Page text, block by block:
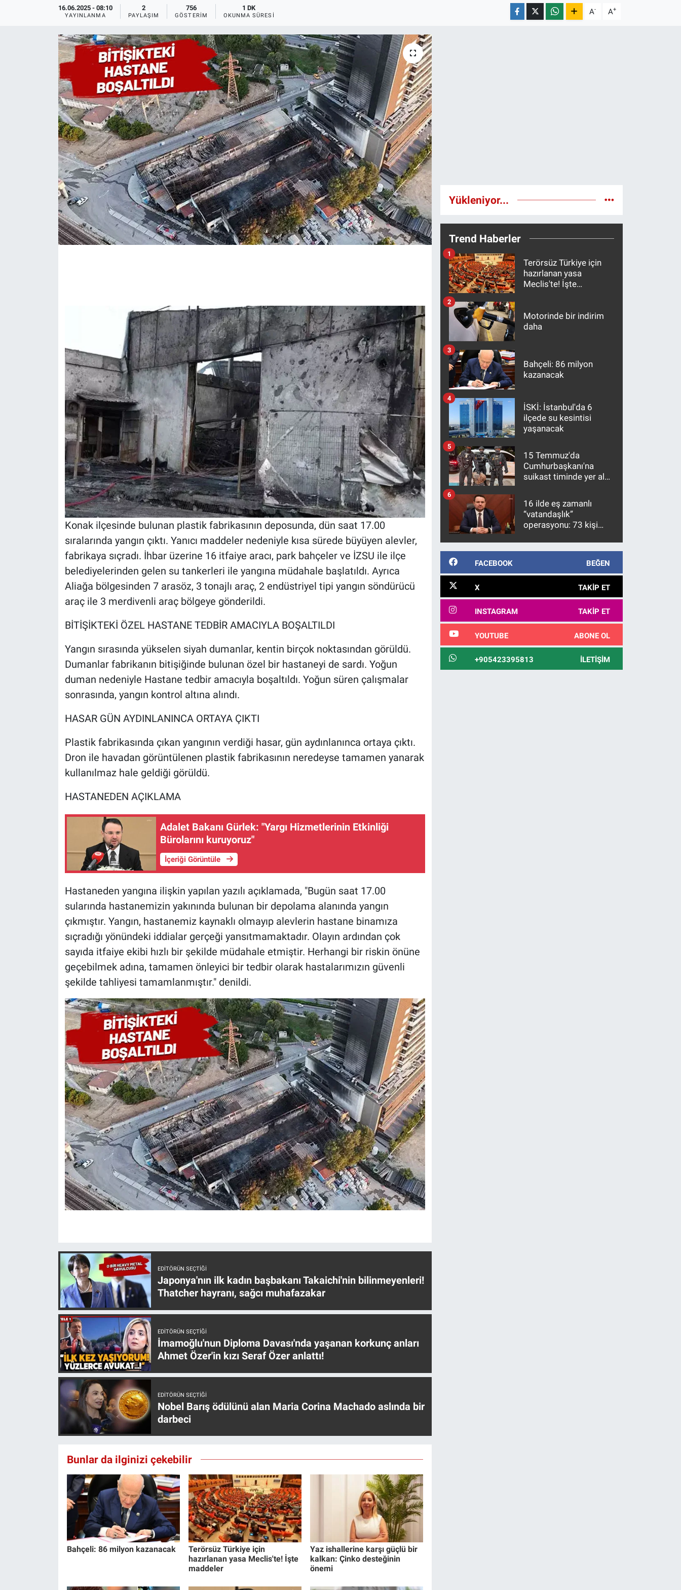
16.06.2025 - 08:10
YAYINLANMA
2
PAYLAŞIM
756
GÖSTERIM
1 DK
OKUNMA SÜRESI A- A+
Konak ilçesinde bulunan plastik fabrikasının deposunda, dün saat 17.00
sıralarında yangın çıktı. Yanıcı maddeler nedeniyle kısa sürede büyüyen alevler,
fabrikaya sıçradı. İhbar üzerine 16 itfaiye aracı, park bahçeler ve İZSU ile ilçe
belediyelerinden gelen su tankerleri ile yangına müdahale başlatıldı. Ayrıca
Aliağa bölgesinden 7 arasöz, 3 tonajlı araç, 2 endüstriyel tipi yangın söndürücü
araç ile 3 merdivenli araç bölgeye gönderildi.
BİTİŞİKTEKİ ÖZEL HASTANE TEDBİR AMACIYLA BOŞALTILDI
Yangın sırasında yükselen siyah dumanlar, kentin birçok noktasından görüldü.
Dumanlar fabrikanın bitişiğinde bulunan özel bir hastaneyi de sardı. Yoğun
duman nedeniyle Hastane tedbir amacıyla boşaltıldı. Yoğun süren çalışmalar
sonrasında, yangın kontrol altına alındı.
HASAR GÜN AYDINLANINCA ORTAYA ÇIKTI
Plastik fabrikasında çıkan yangının verdiği hasar, gün aydınlanınca ortaya çıktı.
Dron ile havadan görüntülenen plastik fabrikasının neredeyse tamamen yanarak
kullanılmaz hale geldiği görüldü.
HASTANEDEN AÇIKLAMA
Adalet Bakanı Gürlek: "Yargı Hizmetlerinin Etkinliği
Bürolarını kuruyoruz"
İçeriği Görüntüle
Hastaneden yangına ilişkin yapılan yazılı açıklamada, "Bugün saat 17.00
sularında hastanemizin yakınında bulunan bir depolama alanında yangın
çıkmıştır. Yangın, hastanemiz kaynaklı olmayıp alevlerin hastane binamıza
sıçradığı yönündeki iddialar gerçeği yansıtmamaktadır. Olayın ardından çok
sayıda itfaiye ekibi hızlı bir şekilde müdahale etmiştir. Herhangi bir riskin önüne
geçebilmek adına, tamamen önleyici bir tedbir olarak hastalarımızın güvenli
şekilde tahliyesi tamamlanmıştır." denildi.
EDITÖRÜN SEÇTIĞI
Japonya'nın ilk kadın başbakanı Takaichi'nin bilinmeyenleri!
Thatcher hayranı, sağcı muhafazakar
EDITÖRÜN SEÇTIĞI
İmamoğlu'nun Diploma Davası'nda yaşanan korkunç anları
Ahmet Özer'in kızı Seraf Özer anlattı!
EDITÖRÜN SEÇTIĞI
Nobel Barış ödülünü alan Maria Corina Machado aslında bir
darbeci
Bunlar da ilginizi çekebilir
Bahçeli: 86 milyon kazanacak
Terörsüz Türkiye için
hazırlanan yasa Meclis'te! İşte
maddeler
Yaz ishallerine karşı güçlü bir
kalkan: Çinko desteğinin
önemi
Yükleniyor...
Trend Haberler
Terörsüz Türkiye için
hazırlanan yasa
Meclis'te! İşte
1
Motorinde bir indirim
daha
2
Bahçeli: 86 milyon
kazanacak
3
İSKİ: İstanbul'da 6
ilçede su kesintisi
yaşanacak
4
15 Temmuz'da
Cumhurbaşkanı'na
suikast timinde yer alan
10 yıl sonra yakalandı
5
16 ilde eş zamanlı
“vatandaşlık”
operasyonu: 73 kişi
6
FACEBOOK BEĞEN
X TAKIP ET
INSTAGRAM TAKIP ET
YOUTUBE ABONE OL
+905423395813 İLETIŞIM
Ege'den Esintiler
Eğlence
Ekonomi
Gerçeğin İzinde
Gün Başlıyor
Gün Bitiyor
Gün Ortası
Koronavirüs
Kültür Sanat
Ne demişti
Programlar
Teknoloji
Yerel Gündem
Yerel Yaşam
Canlı Yayın